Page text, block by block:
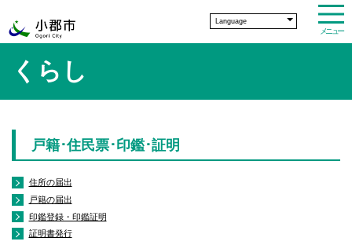
Language
メニュー
くらし
戸籍･住民票･印鑑･証明
住所の届出
戸籍の届出
印鑑登録・印鑑証明
証明書発行